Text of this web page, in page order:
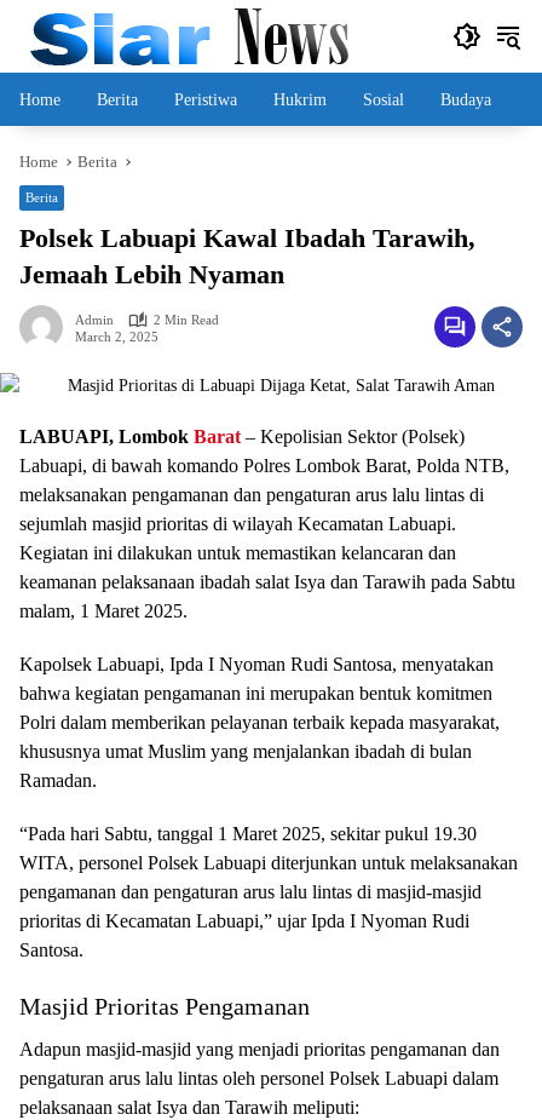
content
Home Berita Peristiwa Hukrim Sosial Budaya
Home Berita
Berita
Polsek Labuapi Kawal Ibadah Tarawih,
Jemaah Lebih Nyaman
Admin
2 Min Read
March 2, 2025
LABUAPI, Lombok Barat – Kepolisian Sektor (Polsek)
Labuapi, di bawah komando Polres Lombok Barat, Polda NTB,
melaksanakan pengamanan dan pengaturan arus lalu lintas di
sejumlah masjid prioritas di wilayah Kecamatan Labuapi.
Kegiatan ini dilakukan untuk memastikan kelancaran dan
keamanan pelaksanaan ibadah salat Isya dan Tarawih pada Sabtu
malam, 1 Maret 2025.
Kapolsek Labuapi, Ipda I Nyoman Rudi Santosa, menyatakan
bahwa kegiatan pengamanan ini merupakan bentuk komitmen
Polri dalam memberikan pelayanan terbaik kepada masyarakat,
khususnya umat Muslim yang menjalankan ibadah di bulan
Ramadan.
“Pada hari Sabtu, tanggal 1 Maret 2025, sekitar pukul 19.30
WITA, personel Polsek Labuapi diterjunkan untuk melaksanakan
pengamanan dan pengaturan arus lalu lintas di masjid-masjid
prioritas di Kecamatan Labuapi,” ujar Ipda I Nyoman Rudi
Santosa.
Masjid Prioritas Pengamanan
Adapun masjid-masjid yang menjadi prioritas pengamanan dan
pengaturan arus lalu lintas oleh personel Polsek Labuapi dalam
pelaksanaan salat Isya dan Tarawih meliputi: